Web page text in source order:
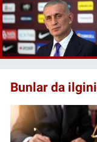
Bunlar da